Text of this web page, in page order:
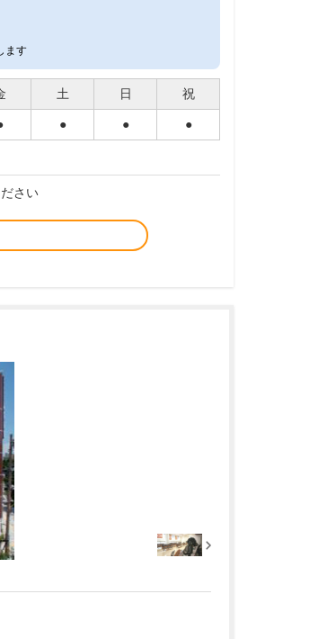
ます
土 日 祝
● ● ●
さい